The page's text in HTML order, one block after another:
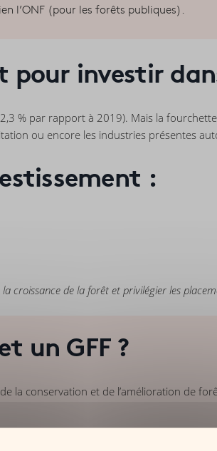
l’ONF (pour les forêts publiques).
investir
% par rapport à 2019). Mais la
ou encore les industries présentes
:
de la forêt et privilégier les
un GFF ?
la conservation et de l’amélioration de
et la conservation des massifs